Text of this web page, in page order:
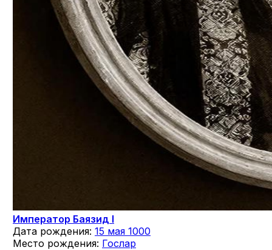
Император Баязид I
Дата рождения: 15 мая 1000
Место рождения: Гослар